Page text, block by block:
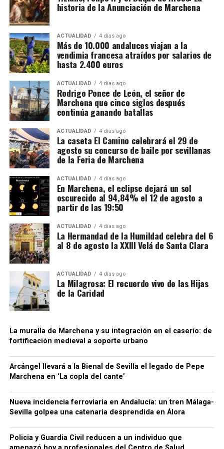
Mientras unos sectores eran demolidos por
considerarse obstáculos para el desarrollo urbano,
otros quedaban incorporados a las nuevas
construcciones.
Precisamente esa incorporación parece haber
contribuido a la conservación de algunos tramos.
Bellido considera que buena parte del recinto ha
sobrevivido porque quedó integrado en el
urbanismo posterior.
Una cuestión pendiente: medir
las diferencias de cota
movimientos relacionados con 173 cuentas
bancarias. A partir de esa documentación detectaron
importantes volúmenes de alcohol procedentes de
depósitos fiscales de otros países de la Unión
Europea, principalmente Países Bajos y Portugal,
destinados posteriormente a depósitos fiscales
españoles.
El mecanismo investigado aprovechaba el régimen
fiscal aplicable a este tipo de mercancías. Las
bebidas eran introducidas mediante empresas que la
investigación denomina “introductoras” y circulaban
en determinadas fases bajo un régimen suspensivo
de IVA e impuestos especiales. Después se sucedían
transmisiones de la mercancía entre diferentes
sociedades instrumentales dentro de los depósitos
fiscales.
El supuesto fraude se produciría cuando intervenían
sociedades que no ingresaban las cuotas de IVA
correspondientes antes de que el producto llegase
finalmente a las empresas distribuidoras. Al reducir
artificialmente la carga fiscal, estas últimas podían
colocar las bebidas en el mercado a precios
notablemente inferiores a los de competidores que
sí cumplían con sus obligaciones tributarias. La
procedimiento generaba también una situación de
competencia desleal dentro del sector.
Para dificultar el seguimiento de las operaciones, la
organización habría empleado además sociedades
siempre según la investigación policial y tributaria.
Conviene mantener esta precisión: los hechos se
encuentran todavía dentro de un procedimiento
judicial y las personas investigadas conservan su
historia de la Anunciación de Marchena
ACTUALIDAD 4 días ago
Más de 10.000 andaluces viajan a la
vendimia francesa atraídos por salarios de
hasta 2.400 euros
ACTUALIDAD 4 días ago
Rodrigo Ponce de León, el señor de
Marchena que cinco siglos después
continúa ganando batallas
ACTUALIDAD 4 días ago
La caseta El Camino celebrará el 29 de
agosto su concurso de baile por sevillanas
de la Feria de Marchena
ACTUALIDAD 4 días ago
En Marchena, el eclipse dejará un sol
oscurecido al 94,84% el 12 de agosto a
partir de las 19:50
ACTUALIDAD 4 días ago
La Hermandad de la Humildad celebra del 6
al 8 de agosto la XXIII Velá de Santa Clara
ACTUALIDAD 4 días ago
La Milagrosa: El recuerdo vivo de las Hijas
de la Caridad
La muralla de Marchena y su integración en el caserío: de
fortificación medieval a soporte urbano
Arcángel llevará a la Bienal de Sevilla el legado de Pepe
Marchena en ‘La copla del cante’
Nueva incidencia ferroviaria en Andalucía: un tren Málaga-
Sevilla golpea una catenaria desprendida en Álora
Policia y Guardia Civil reducen a un individuo que